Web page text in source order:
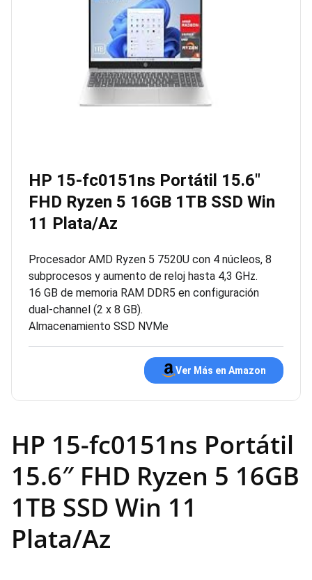
HP 15-fc0151ns Portátil 15.6″
FHD Ryzen 5 16GB 1TB SSD Win
11 Plata/Az
Procesador AMD Ryzen 5 7520U con 4 núcleos, 8
subprocesos y aumento de reloj hasta 4,3 GHz.
16 GB de memoria RAM DDR5 en configuración
dual-channel (2 x 8 GB).
Almacenamiento SSD NVMe
Ver Más en Amazon
HP 15-fc0151ns Portátil
15.6″ FHD Ryzen 5 16GB
1TB SSD Win 11
Plata/Az